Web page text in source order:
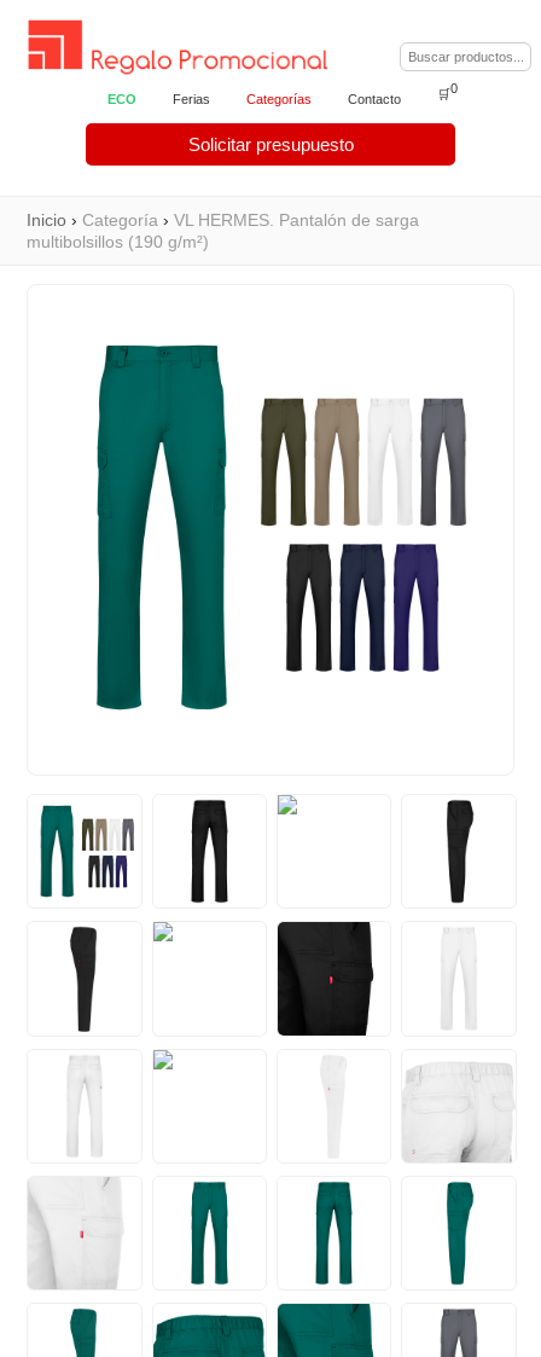
ECO Ferias Categorías Contacto
Solicitar presupuesto
🛒0
Inicio ›Categoría ›VL HERMES. Pantalón de sarga
multibolsillos (190 g/m²)